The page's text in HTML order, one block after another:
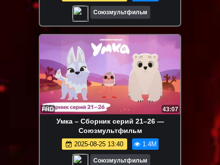
Союзмультфильм
FHD 43:07
Умка – Сборник серий 21–26 —
Союзмультфильм
2025-08-25 13:40 1.4M
Союзмультфильм